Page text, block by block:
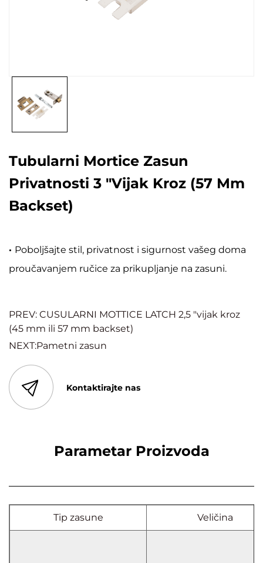
Tubularni Mortice Zasun
Privatnosti 3 "vijak Kroz (57 Mm
Backset)
· Poboljšajte stil, privatnost i sigurnost vašeg doma
proučavanjem ručice za prikupljanje na zasuni.
PREV: CUSULARNI MOTTICE LATCH 2,5 "vijak kroz
(45 mm ili 57 mm backset)
NEXT:Pametni zasun
Kontaktirajte nas
Parametar Proizvoda
Tip zasune Veličina